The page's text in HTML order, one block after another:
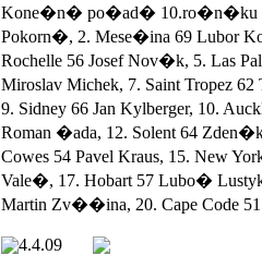
Kone�n� po�ad� 10.ro�n�ku
Pokorn�, 2. Mese�ina 69 Lubor
Rochelle 56 Josef Nov�k, 5. Las
Miroslav Michek, 7. Saint Tropez
9. Sidney 66 Jan Kylberger, 10.
Roman �ada, 12. Solent 64
Cowes 54 Pavel Kraus, 15. New
Vale�, 17. Hobart 57 Lubo�
Martin Zv��ina, 20. Cape Code 51
4.4.09